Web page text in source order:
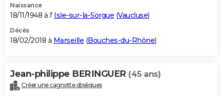
Naissance
18/11/1948 à l' Isle-sur-la-Sorgue (Vaucluse)
Décès
18/02/2018 à Marseille (Bouches-du-Rhône)
Jean-philippe BERINGUER (45 ans)
Créer une cagnotte obsèques